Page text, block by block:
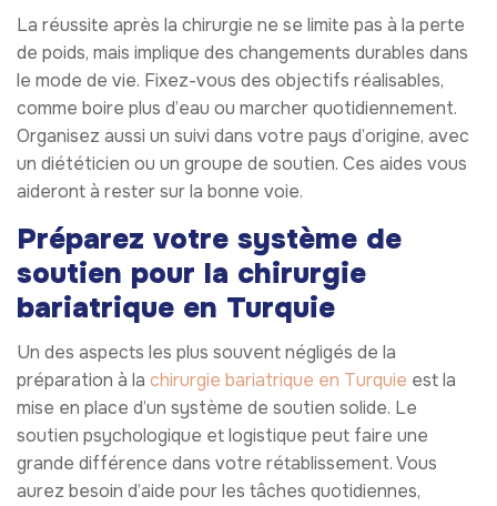
La réussite après la chirurgie ne se limite pas à la perte
de poids, mais implique des changements durables dans
le mode de vie. Fixez-vous des objectifs réalisables,
comme boire plus d’eau ou marcher quotidiennement.
Organisez aussi un suivi dans votre pays d’origine, avec
un diététicien ou un groupe de soutien. Ces aides vous
aideront à rester sur la bonne voie.
Préparez votre système de
soutien pour la chirurgie
bariatrique en Turquie
Un des aspects les plus souvent négligés de la
préparation à la chirurgie bariatrique en Turquie est la
mise en place d’un système de soutien solide. Le
soutien psychologique et logistique peut faire une
grande différence dans votre rétablissement. Vous
aurez besoin d’aide pour les tâches quotidiennes,